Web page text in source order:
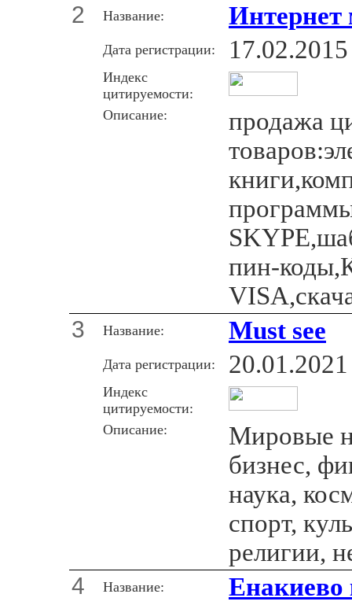
2 Название: Интернет
Дата регистрации: 17.02.2015
Индекс
цитируемости:
Описание:
продажа
пин-
3 Название: Must see
Дата регистрации: 20.01.2021
Индекс
цитируемости:
Описание:
Мировые
бизнес,
наука,
спорт,
религии,
4 Название: Енакиево